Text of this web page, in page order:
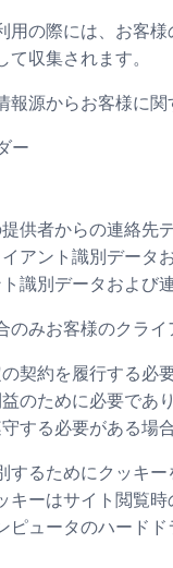
の際には、お客
収集されます。
源からお客様に
ー
供者からの連絡先
アント識別データ
識別データおよび
みお客様のクラ
契約を履行する必
のために必要であ
する必要がある場
するためにクッキ
キーはサイト閲覧
ピュータのハード